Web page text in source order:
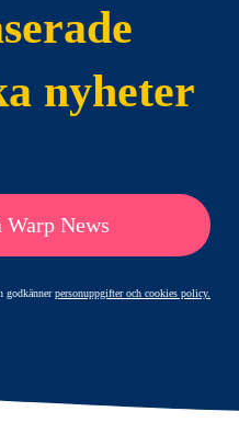
nyheter
Warp News
godkännerpersonuppgifter och cookies policy.